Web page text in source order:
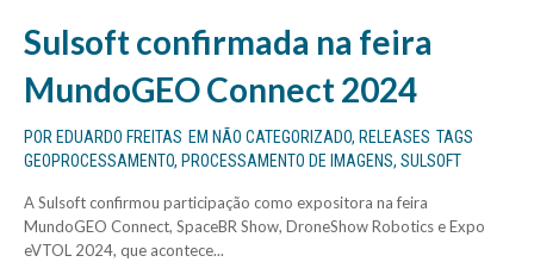
Sulsoft confirmada na feira
MundoGEO Connect 2024
POR EDUARDO FREITAS EM NÃO CATEGORIZADO, RELEASES TAGS
GEOPROCESSAMENTO, PROCESSAMENTO DE IMAGENS, SULSOFT
A Sulsoft confirmou participação como expositora na feira
MundoGEO Connect, SpaceBR Show, DroneShow Robotics e Expo
eVTOL 2024, que acontece...